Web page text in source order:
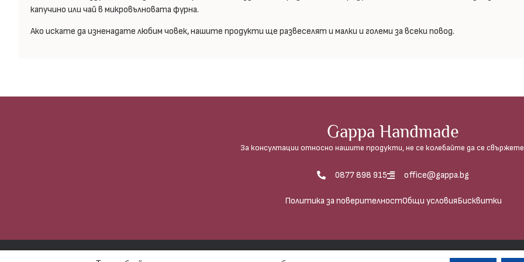
капучино или чай в микровълновата фурна.
Ако искате да изненадате любим човек, нашите продукти ще развеселят и малки и големи за всеки повод.
Gappa Handmade
За консултации относно нашите продукти, не се колебайте да се свържете
0877 898 915 office@gappa.bg
Политика за поверителностОбщи условия Бисквитки
Ⓒ Gappa Handmade – Всички права запазени. Използването на фотографиите е абсолютно забранено, освен в случаите, когато